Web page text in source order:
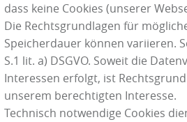
dass keine Cookies (unserer
Die Rechtsgrundlagen für
Speicherdauer können variieren.
S.1 lit. a) DSGVO. Soweit die
Interessen erfolgt, ist
unserem berechtigten Interesse.
Technisch notwendige Cookies